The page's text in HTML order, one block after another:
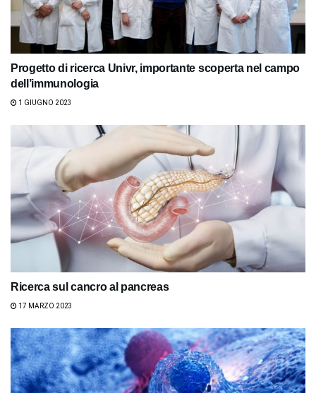
Progetto di ricerca Univr, importante scoperta nel campo
dell’immunologia
1 GIUGNO 2023
Ricerca sul cancro al pancreas
17 MARZO 2023